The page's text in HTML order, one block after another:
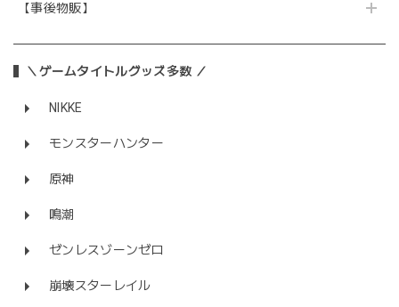
【事後物販】
＼ゲームタイトルグッズ多数 ／
NIKKE
モンスターハンター
原神
鳴潮
ゼンレスゾーンゼロ
崩壊スターレイル